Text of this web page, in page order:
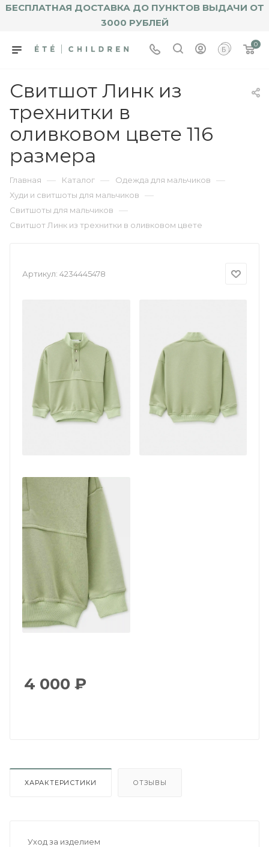
БЕСПЛАТНАЯ ДОСТАВКА ДО ПУНКТОВ ВЫДАЧИ ОТ
3000 РУБЛЕЙ
0
Свитшот Линк из
трехнитки в
оливковом цвете 116
размера
Главная — Каталог — Одежда для мальчиков —
Худи и свитшоты для мальчиков —
Свитшоты для мальчиков —
Свитшот Линк из трехнитки в оливковом цвете
Артикул: 4234445478
4 000 ₽
ХАРАКТЕРИСТИКИ ОТЗЫВЫ
Уход за изделием